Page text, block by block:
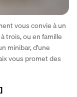
vous convie à un
trois, ou en famille
minibar, d'une
vous promet des